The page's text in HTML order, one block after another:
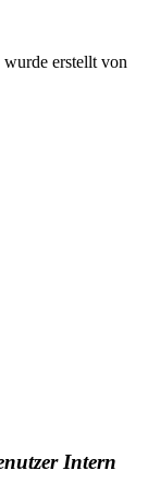
wurde erstellt von
Intern